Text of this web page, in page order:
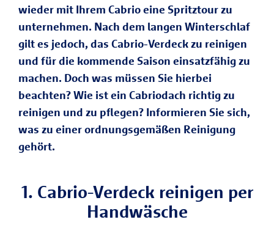
wieder mit Ihrem Cabrio eine Spritztour zu
unternehmen. Nach dem langen Winterschlaf
gilt es jedoch, das Cabrio-Verdeck zu reinigen
und für die kommende Saison einsatzfähig zu
machen. Doch was müssen Sie hierbei
beachten? Wie ist ein Cabriodach richtig zu
reinigen und zu pflegen? Informieren Sie sich,
was zu einer ordnungsgemäßen Reinigung
gehört.
1. Cabrio-Verdeck reinigen per
Handwäsche